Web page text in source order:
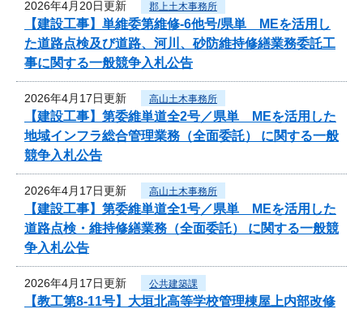
2026年4月20日更新 郡上土木事務所
【建設工事】単維委第維修‐6他号/県単 MEを活用し
た道路点検及び道路、河川、砂防維持修繕業務委託工
事に関する一般競争入札公告
2026年4月17日更新 高山土木事務所
【建設工事】第委維単道全2号／県単 MEを活用した
地域インフラ総合管理業務（全面委託） に関する一般
競争入札公告
2026年4月17日更新 高山土木事務所
【建設工事】第委維単道全1号／県単 MEを活用した
道路点検・維持修繕業務（全面委託） に関する一般競
争入札公告
2026年4月17日更新 公共建築課
【教工第8-11号】大垣北高等学校管理棟屋上内部改修